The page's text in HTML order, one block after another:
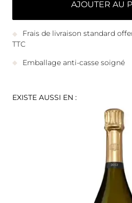
AJOUTER AU
Frais de livraison standard
TTC
Emballage anti-casse soigné
EXISTE AUSSI EN :